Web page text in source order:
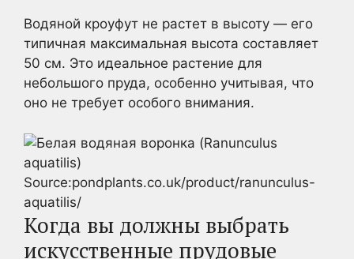
Водяной кроуфут не растет в высоту — его
типичная максимальная высота составляет
50 см. Это идеальное растение для
небольшого пруда, особенно учитывая, что
оно не требует особого внимания.
Source:pondplants.co.uk/product/ranunculus-
aquatilis/
Когда вы должны выбрать
искусственные прудовые